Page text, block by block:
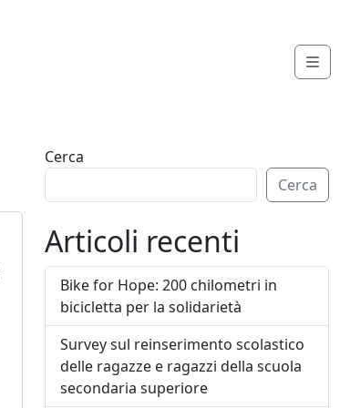
Cerca
Cerca
Articoli recenti
Bike for Hope: 200 chilometri in
bicicletta per la solidarietà
Survey sul reinserimento scolastico
delle ragazze e ragazzi della scuola
secondaria superiore